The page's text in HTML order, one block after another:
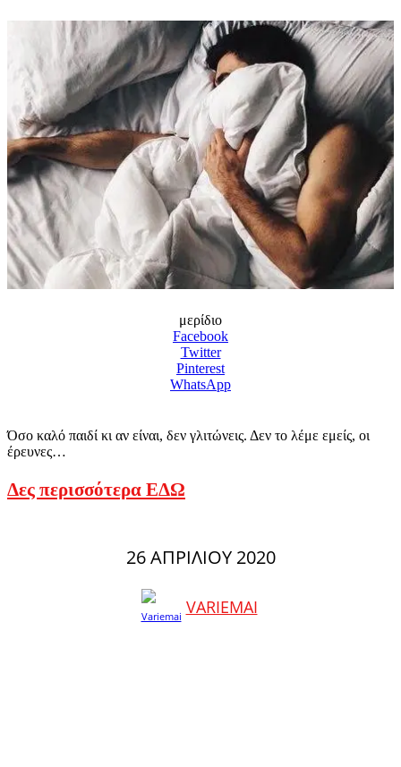
μερίδιο
Facebook
Twitter
Pinterest
WhatsApp
Όσο καλό παιδί κι αν είναι, δεν γλιτώνεις. Δεν το λέμε εμείς, οι
έρευνες…
Δες περισσότερα ΕΔΩ
26 ΑΠΡΙΛΊΟΥ 2020
VARIEMAI